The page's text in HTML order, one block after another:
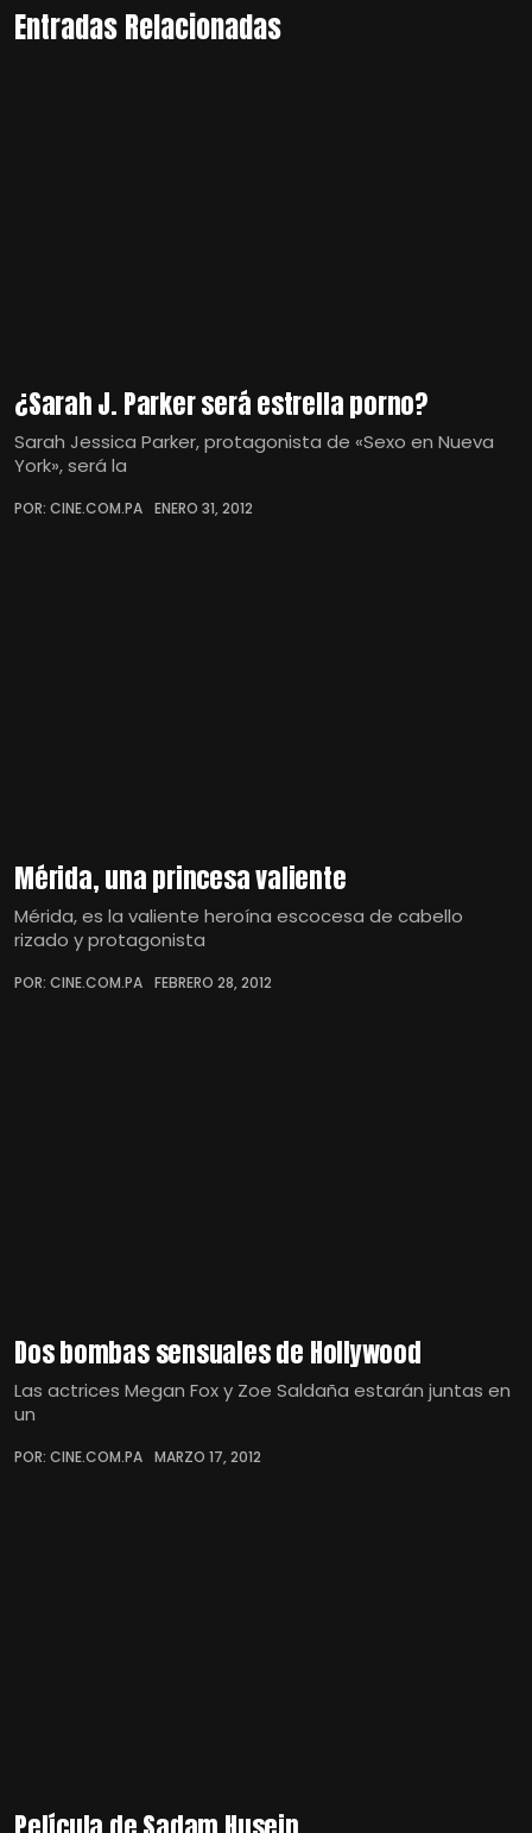
Entradas Relacionadas
¿Sarah J. Parker será estrella porno?
Sarah Jessica Parker, protagonista de «Sexo en Nueva
York», será la
POR: CINE.COM.PA ENERO 31, 2012
Mérida, una princesa valiente
Mérida, es la valiente heroína escocesa de cabello
rizado y protagonista
POR: CINE.COM.PA FEBRERO 28, 2012
Dos bombas sensuales de Hollywood
Las actrices Megan Fox y Zoe Saldaña estarán juntas en
un
POR: CINE.COM.PA MARZO 17, 2012